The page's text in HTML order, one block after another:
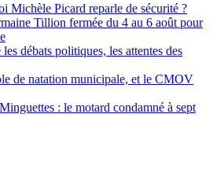
Michèle Picard reparle de sécurité ?
Tillion fermée du 4 au 6 août pour
débats politiques, les attentes des
de natation municipale, et le CMOV
: le motard condamné à sept